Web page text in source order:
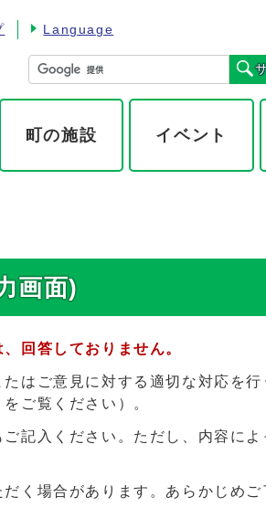
Language
町の施設 イベント
画面)
回答しておりません。
はご意見に対する適切な対応を
をご覧ください）。
記入ください。ただし、内容に
く場合があります。あらかじめ